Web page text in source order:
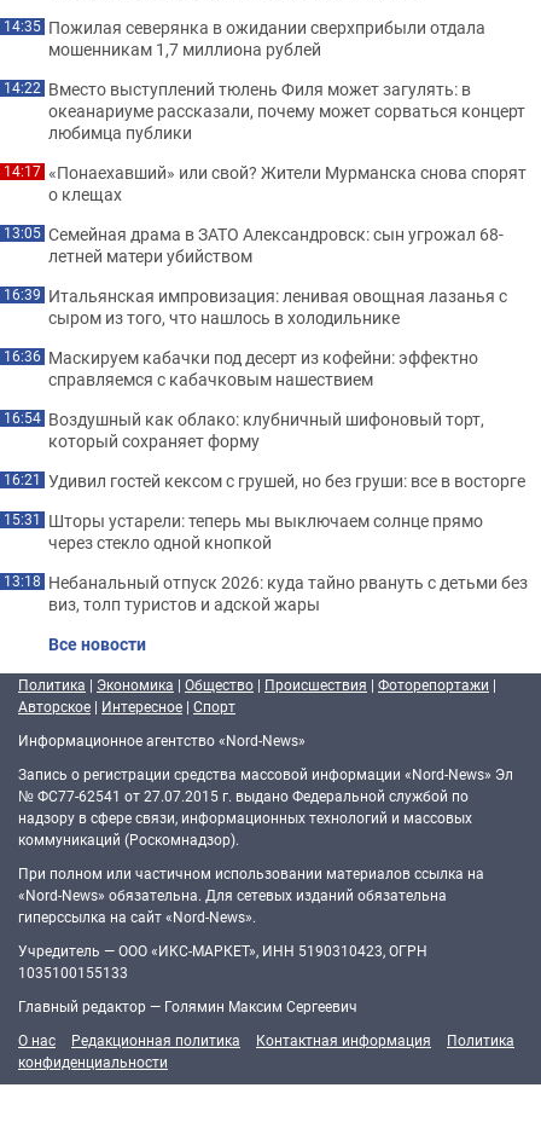
14:35 Пожилая северянка в ожидании сверхприбыли отдала
мошенникам 1,7 миллиона рублей
14:22 Вместо выступлений тюлень Филя может загулять: в
океанариуме рассказали, почему может сорваться концерт
любимца публики
14:17 «Понаехавший» или свой? Жители Мурманска снова спорят
о клещах
13:05 Семейная драма в ЗАТО Александровск: сын угрожал 68-
летней матери убийством
16:39 Итальянская импровизация: ленивая овощная лазанья с
сыром из того, что нашлось в холодильнике
16:36 Маскируем кабачки под десерт из кофейни: эффектно
справляемся с кабачковым нашествием
16:54 Воздушный как облако: клубничный шифоновый торт,
который сохраняет форму
16:21 Удивил гостей кексом с грушей, но без груши: все в восторге
15:31 Шторы устарели: теперь мы выключаем солнце прямо
через стекло одной кнопкой
13:18 Небанальный отпуск 2026: куда тайно рвануть с детьми без
виз, толп туристов и адской жары
Все новости
Политика | Экономика | Общество | Происшествия | Фоторепортажи |
Авторское | Интересное | Спорт
Информационное агентство «Nord-News»
Запись о регистрации средства массовой информации «Nord-News» Эл
№ ФС77-62541 от 27.07.2015 г. выдано Федеральной службой по
надзору в сфере связи, информационных технологий и массовых
коммуникаций (Роскомнадзор).
При полном или частичном использовании материалов ссылка на
«Nord-News» обязательна. Для сетевых изданий обязательна
гиперссылка на сайт «Nord-News».
Учредитель — ООО «ИКС-МАРКЕТ», ИНН 5190310423, ОГРН
1035100155133
Главный редактор — Голямин Максим Сергеевич
О нас
Редакционная политика Контактная информация
Политика
конфиденциальности